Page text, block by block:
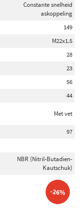
Constante snelheid
askoppeling
149
M22x1.5
28
23
56
44
Met vet
97
NBR (Nitril-Butadien-
Kautschuk)
-26%